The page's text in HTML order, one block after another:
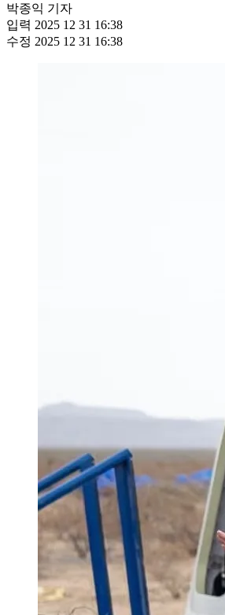
박종익 기자
입력 2025 12 31 16:38
수정 2025 12 31 16:38